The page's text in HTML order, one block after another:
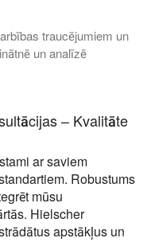
traucējumiem un
un analīzē
– Kvalitāte
ar saviem
Robustums
mūsu
Hielscher
apstākļus un